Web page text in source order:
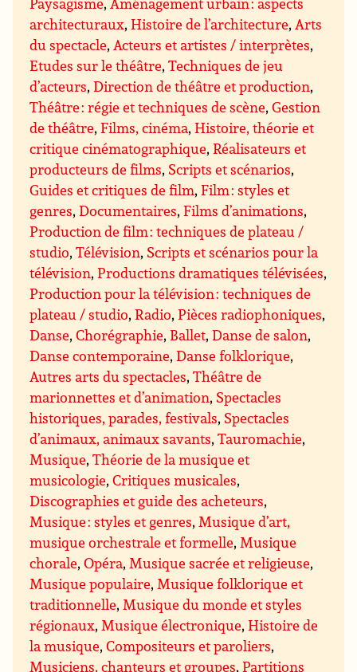
architecturaux,Histoire de l’architecture,Arts
du spectacle,Acteurs et artistes / interprètes,
Etudes sur le théâtre,Techniques de jeu
d’acteurs,Direction de théâtre et production,
Théâtre : régie et techniques de scène,Gestion
de théâtre,Films, cinéma,Histoire, théorie et
critique cinématographique,Réalisateurs et
producteurs de films, Scripts et scénarios,
Guides et critiques de film,Film : styles et
genres,Documentaires,Films d’animations,
Production de film : techniques de plateau /
studio,Télévision, Scripts et scénarios pour la
télévision,Productions dramatiques télévisées,
Production pour la télévision : techniques de
plateau / studio,Radio,Pièces radiophoniques,
Danse,Chorégraphie, Ballet,Danse de salon,
Danse contemporaine,Danse folklorique,
Autres arts du spectacles,Théâtre de
marionnettes et d’animation, Spectacles
historiques, parades, festivals, Spectacles
d’animaux, animaux savants,Tauromachie,
Musique,Théorie de la musique et
musicologie,Critiques musicales,
Discographies et guide des acheteurs,
Musique : styles et genres,Musique d’art,
musique orchestrale et formelle,Musique
chorale,Opéra,Musique sacrée et religieuse,
Musique populaire,Musique folklorique et
traditionnelle,Musique du monde et styles
régionaux,Musique électronique,Histoire de
la musique,Compositeurs et paroliers,
Musiciens, chanteurs et groupes,Partitions